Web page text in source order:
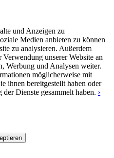
und Anzeigen zu
Medien anbieten zu können
zu analysieren. Außerdem
unserer Website an
Werbung und Analysen weiter.
möglicherweise mit
ihnen bereitgestellt haben oder
Dienste gesammelt haben. ›